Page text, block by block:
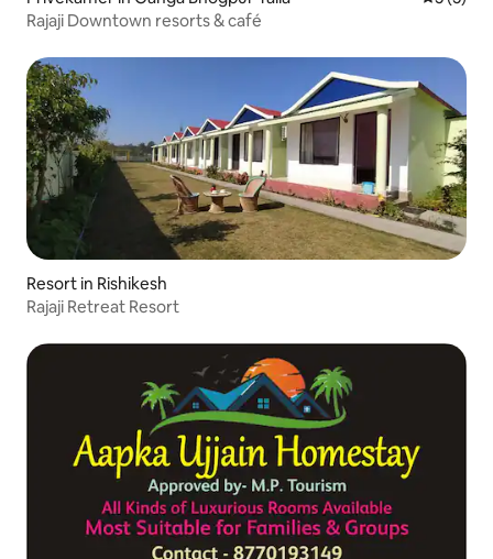
Rajaji Downtown resorts & café
Resort in Rishikesh
Rajaji Retreat Resort